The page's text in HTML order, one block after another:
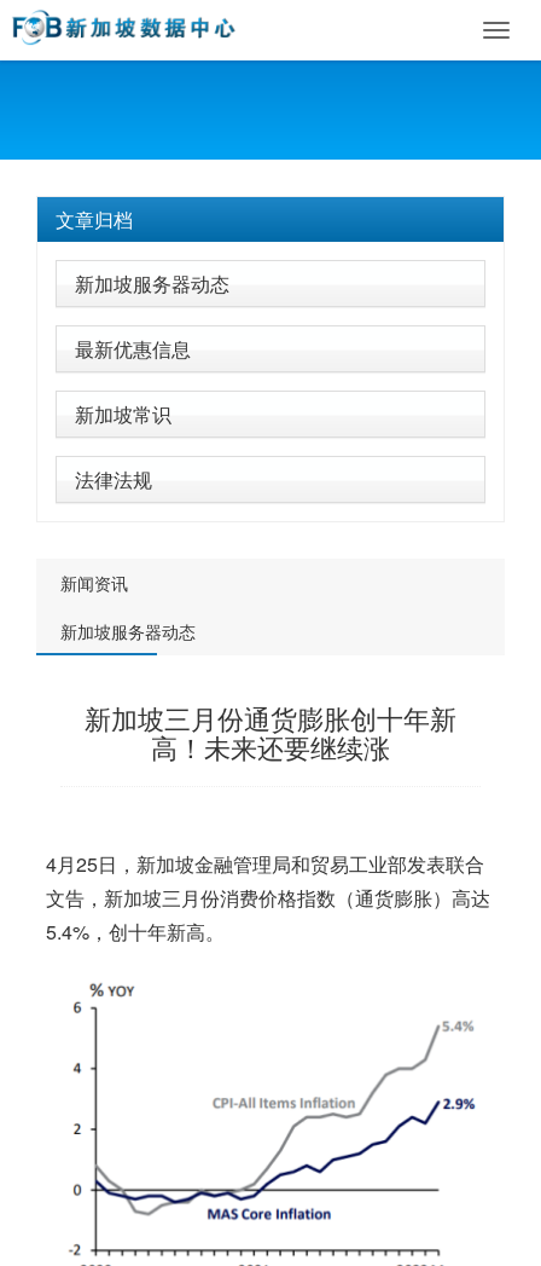
文章归档
新加坡服务器动态
最新优惠信息
新加坡常识
法律法规
新闻资讯
新加坡服务器动态
新加坡三月份通货膨胀创十年新
高！未来还要继续涨
4月25日， 新加坡金融管理局和贸易工业部发表联合
文告， 新加坡三月份消费价格指数（通货膨胀）高达
5.4%，创十年新高。